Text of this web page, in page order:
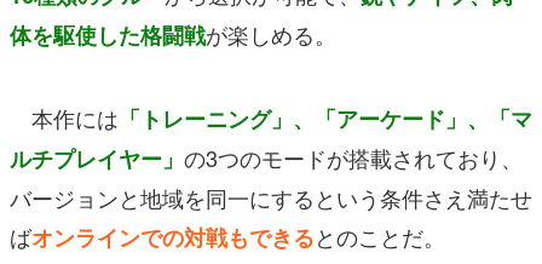
体を駆使した格闘戦が楽しめる。
本作には 「トレーニング」、「アーケード」、「マ
ルチプレイヤー」 の3つのモードが搭載されており、
バージョンと地域を同一にするという条件さえ満たせ
ばオンラインでの対戦もできるとのことだ。